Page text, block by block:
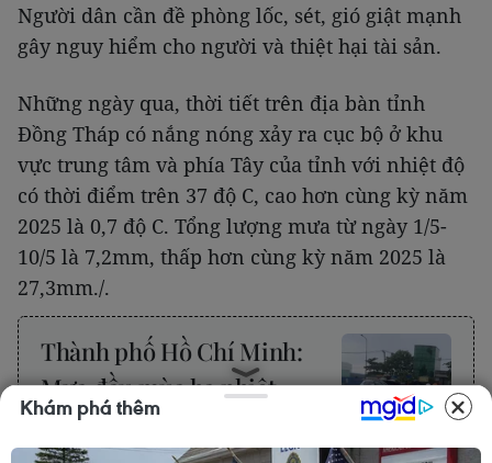
Người dân cần đề phòng lốc, sét, gió giật mạnh
gây nguy hiểm cho người và thiệt hại tài sản.
Những ngày qua, thời tiết trên địa bàn tỉnh
Đồng Tháp có nắng nóng xảy ra cục bộ ở khu
vực trung tâm và phía Tây của tỉnh với nhiệt độ
có thời điểm trên 37 độ C, cao hơn cùng kỳ năm
2025 là 0,7 độ C. Tổng lượng mưa từ ngày 1/5-
10/5 là 7,2mm, thấp hơn cùng kỳ năm 2025 là
27,3mm./.
Thành phố Hồ Chí Minh:
Mưa đầu mùa hạ nhiệt
nắng nóng kéo dài
Khám phá thêm